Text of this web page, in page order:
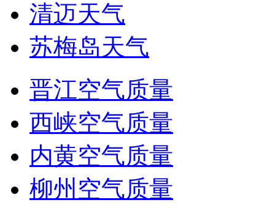
清迈天气
苏梅岛天气
晋江空气质量
西峡空气质量
内黄空气质量
柳州空气质量